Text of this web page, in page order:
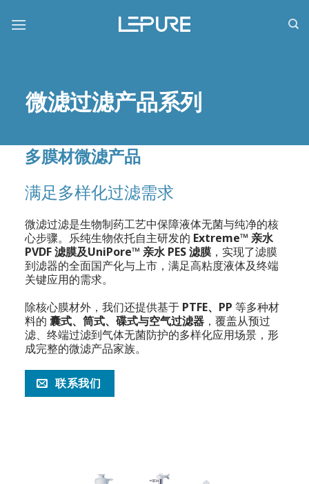
微滤过滤产品系列
多膜材微滤产品
满足多样化过滤需求
微滤过滤是生物制药工艺中保障液体无菌与纯净的核
心步骤。乐纯生物依托自主研发的 Extreme™ 亲水
PVDF 滤膜及UniPore™ 亲水 PES 滤膜，实现了滤膜
到滤器的全面国产化与上市，满足高粘度液体及终端
关键应用的需求。
除核心膜材外，我们还提供基于 PTFE、PP 等多种材
料的 囊式、筒式、碟式与空气过滤器，覆盖从预过
滤、终端过滤到气体无菌防护的多样化应用场景，形
成完整的微滤产品家族。
联系我们